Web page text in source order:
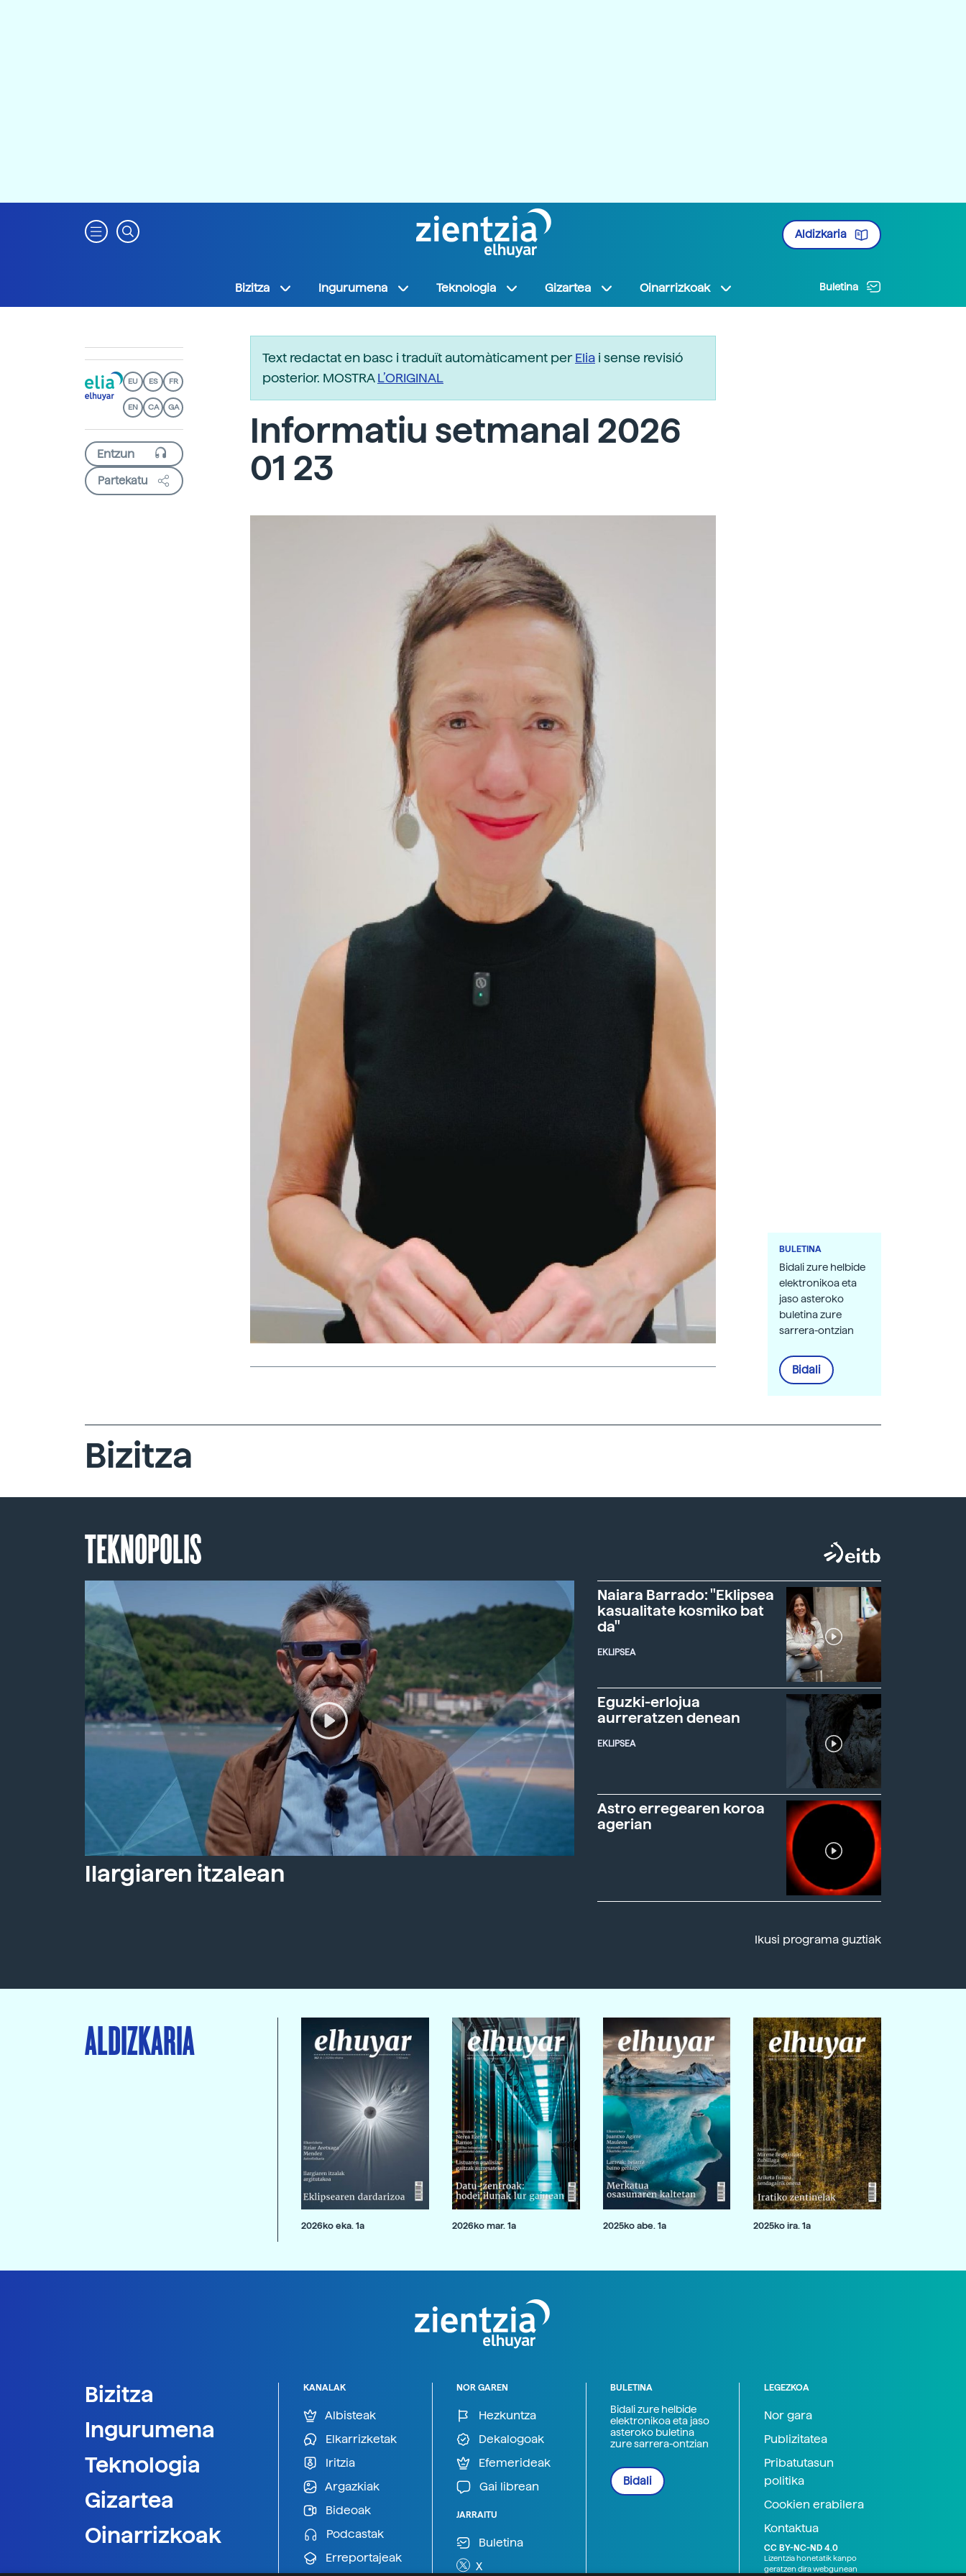
Aldizkaria
Bizitza Ingurumena Teknologia Gizartea Oinarrizkoak Buletina
EU ES FR
EN CA GA
Partekatu
Text redactat en basc i traduït automàticament perElia i sense revisió
posterior. MOSTRAL’ORIGINAL
Informatiu setmanal 2026
01 23
BULETINA
Bidali zure helbide
elektronikoa eta
jaso asteroko
buletina zure
sarrera-ontzian
Bidali
Bizitza
TEKNOPOLIS
Ilargiaren itzalean
Naiara Barrado: "Eklipsea
kasualitate kosmiko bat
da"
EKLIPSEA
Eguzki-erlojua
aurreratzen denean
EKLIPSEA
Astro erregearen koroa
agerian
Ikusi programa guztiak
ALDIZKARIA
2026ko eka. 1a 2026ko mar. 1a 2025ko abe. 1a 2025ko ira. 1a
Bizitza
Ingurumena
Teknologia
Gizartea
Oinarrizkoak
KANALAK
Albisteak
Elkarrizketak
Iritzia
Argazkiak
Bideoak
Podcastak
Erreportajeak
NOR GAREN
Hezkuntza
Dekalogoak
Efemerideak
Gai librean
JARRAITU
Buletina
X
BULETINA
Bidali zure helbide
elektronikoa eta jaso
asteroko buletina
zure sarrera-ontzian
Bidali
LEGEZKOA
Nor gara
Publizitatea
Pribatutasun
politika
Cookien erabilera
Kontaktua
CC BY-NC-ND 4.0
Lizentzia honetatik kanpo
geratzen dira webgunean